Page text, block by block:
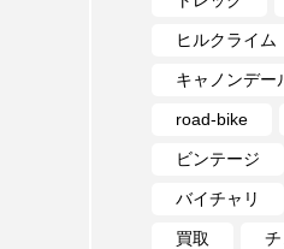
ヒルクライム
キャノンデー
road-bike
ビンテージ
バイチャリ
買取